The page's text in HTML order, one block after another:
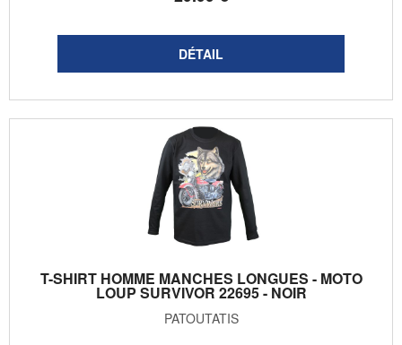
T-SHIRT HOMME MANCHES LONGUES - MOTO
LOUP SURVIVOR 22695 - NOIR
PATOUTATIS